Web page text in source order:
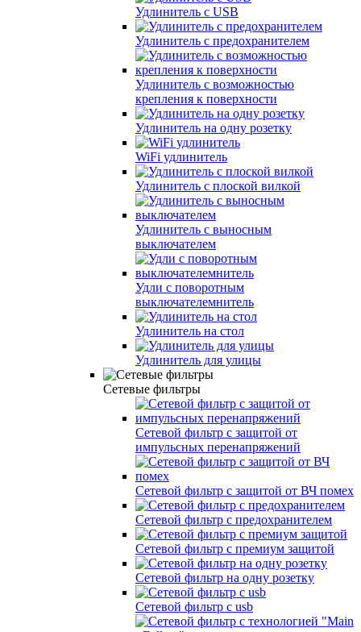
Удлинитель с USB
Удлинитель с предохранителем
Удлинитель с возможностью
крепления к поверхности
Удлинитель на одну розетку
WiFi удлинитель
Удлинитель с плоской вилкой
Удлинитель с выносным
выключателем
Удли с поворотным
выключателемнитель
Удлинитель на стол
Удлинитель для улицы
Сетевые фильтры
Сетевой фильтр с защитой от
импульсных перенапряжений
Сетевой фильтр с защитой от ВЧ помех
Сетевой фильтр с предохранителем
Сетевой фильтр с премиум защитой
Сетевой фильтр на одну розетку
Сетевой фильтр с usb